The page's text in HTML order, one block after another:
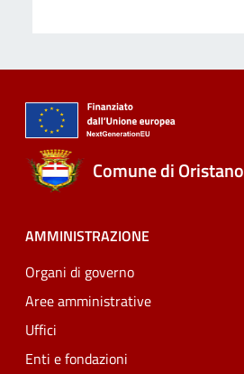
Comune di Oristano
AMMINISTRAZIONE
Organi di governo
Aree amministrative
Uffici
Enti e fondazioni